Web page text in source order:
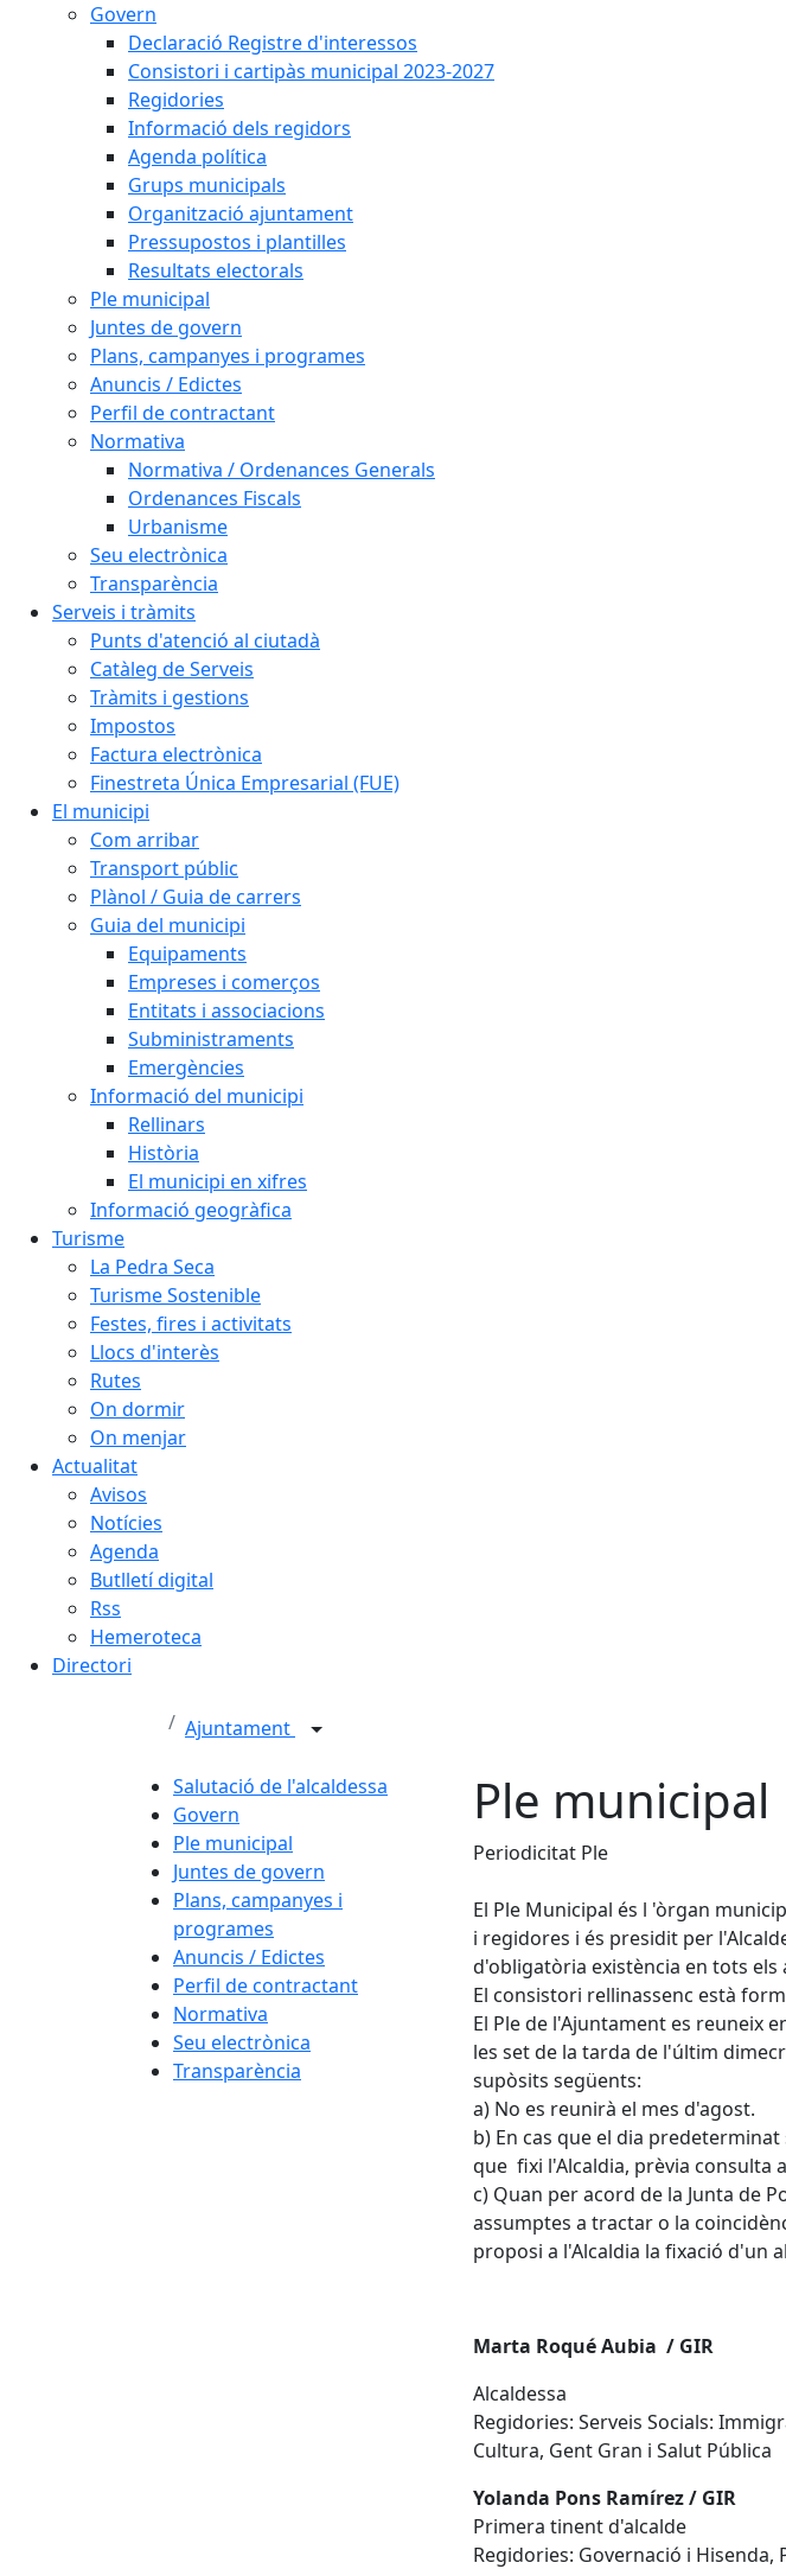
Govern
Declaració Registre d'interessos
Consistori i cartipàs municipal 2023-2027
Regidories
Informació dels regidors
Agenda política
Grups municipals
Organització ajuntament
Pressupostos i plantilles
Resultats electorals
Ple municipal
Juntes de govern
Plans, campanyes i programes
Anuncis / Edictes
Perfil de contractant
Normativa
Normativa / Ordenances Generals
Ordenances Fiscals
Urbanisme
Seu electrònica
Transparència
Serveis i tràmits
Punts d'atenció al ciutadà
Catàleg de Serveis
Tràmits i gestions
Impostos
Factura electrònica
Finestreta Única Empresarial (FUE)
El municipi
Com arribar
Transport públic
Plànol / Guia de carrers
Guia del municipi
Equipaments
Empreses i comerços
Entitats i associacions
Subministraments
Emergències
Informació del municipi
Rellinars
Història
El municipi en xifres
Informació geogràfica
Turisme
La Pedra Seca
Turisme Sostenible
Festes, fires i activitats
Llocs d'interès
Rutes
On dormir
On menjar
Actualitat
Avisos
Notícies
Agenda
Butlletí digital
Rss
Hemeroteca
Directori
Ajuntament
Salutació de l'alcaldessa
Govern
Ple municipal
Juntes de govern
Plans, campanyes i
programes
Anuncis / Edictes
Perfil de contractant
Normativa
Seu electrònica
Transparència
Ple municipal
Periodicitat Ple
El Ple Municipal és l 'òrgan
i regidores i és presidit per
d'obligatòria existència en tots els
El consistori rellinassenc està
El Ple de l'Ajuntament es reuneix
les set de la tarda de l'últim
supòsits següents:
a) No es reunirà el mes d'agost.
b) En cas que el dia
que fixi l'Alcaldia, prèvia consulta
c) Quan per acord de la Junta de
assumptes a tractar o la
proposi a l'Alcaldia la fixació d'un
Marta Roqué Aubia / GIR
Alcaldessa
Regidories: Serveis Socials:
Cultura, Gent Gran i Salut Pública
Yolanda Pons Ramírez / GIR
Primera tinent d'alcalde
Regidories: Governació i